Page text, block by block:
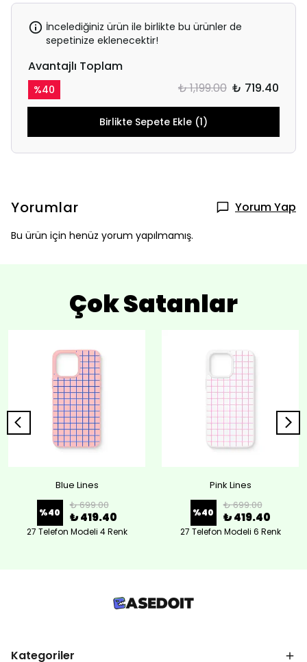
İncelediğiniz ürün ile birlikte bu ürünler de
sepetinize eklenecektir!
Avantajlı Toplam
%40 ₺ 1,199.00 ₺ 719.40
Birlikte Sepete Ekle (1)
Yorumlar Yorum Yap
Bu ürün için henüz yorum yapılmamış.
Çok Satanlar
Blue Lines
%40
₺ 699.00
₺ 419.40
27 Telefon Modeli 4 Renk
Pink Lines
%40
₺ 699.00
₺ 419.40
27 Telefon Modeli 6 Renk
Kategoriler